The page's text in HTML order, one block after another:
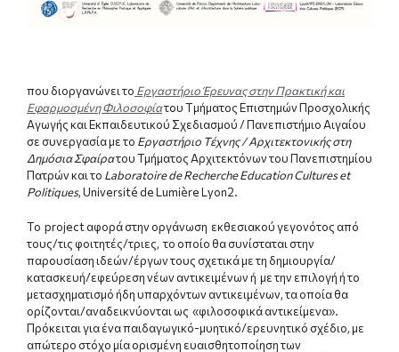
που διοργανώνει το Εργαστήριο Έρευνας στην Πρακτική και
Εφαρμοσμένη Φιλοσοφίατου Tμήματος Επιστημών Προσχολικής
Αγωγής και Εκπαιδευτικού Σχεδιασμού / Πανεπιστήμιο Αιγαίου
σε συνεργασία με το Εργαστήριο Tέχνης / Aρχιτεκτονικής στη
Δημόσια Σφαίρατου Τμήματος Αρχιτεκτόνων του Πανεπιστημίου
Πατρών και το Laboratoire de Recherche Education Cultures et
Politiques, Université de Lumière Lyon2.
Το project αφορά στην οργάνωση εκθεσιακού γεγονότος από
τους/τις φοιτητές/τριες, το οποίο θα συνίσταται στην
παρουσίαση ιδεών/έργων τους σχετικά με τη δημιουργία/
κατασκευή/εφεύρεση νέων αντικειμένων ή με την επιλογή ή το
μετασχηματισμό ήδη υπαρχόντων αντικειμένων, τα οποία θα
ορίζονται/αναδεικνύονται ως «φιλοσοφικά αντικείμενα».
Πρόκειται για ένα παιδαγωγικό-μυητικό/ερευνητικό σχέδιο, με
απώτερο στόχο μία ορισμένη ευαισθητοποίηση των